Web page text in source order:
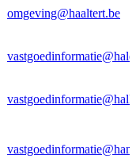
omgeving@haaltert.be